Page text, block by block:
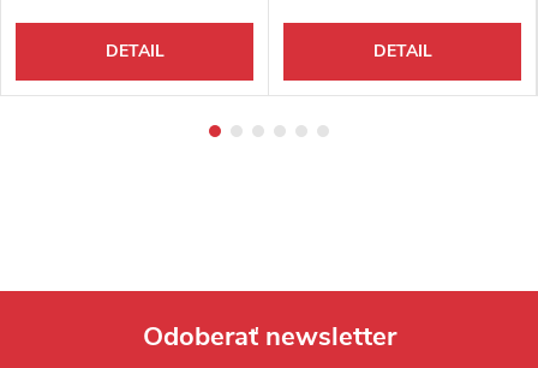
DETAIL DETAIL
Odoberať newsletter